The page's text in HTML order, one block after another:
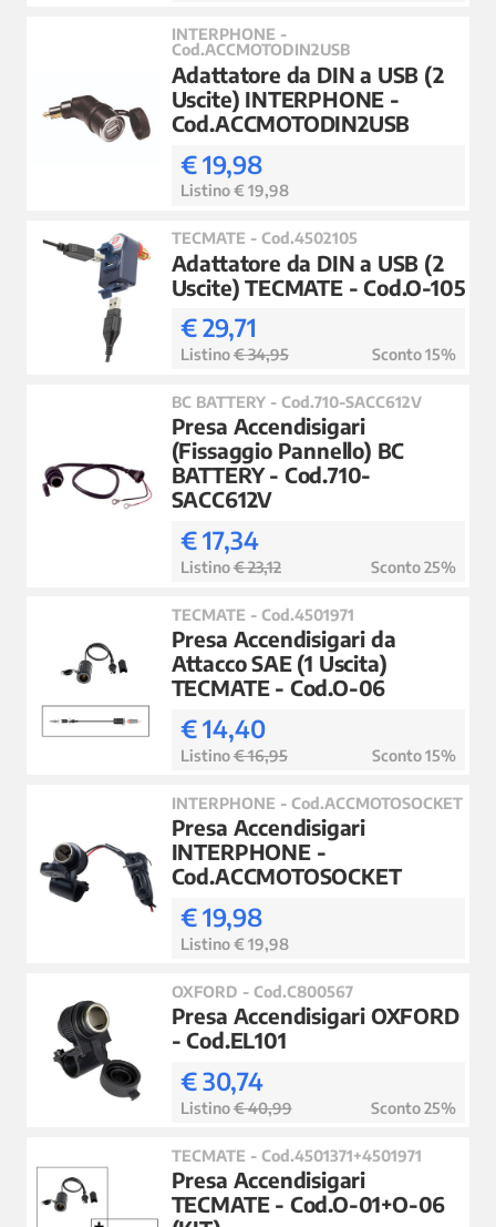
INTERPHONE -
Cod.ACCMOTODIN2USB
Adattatore da DIN a USB (2
Uscite) INTERPHONE -
Cod.ACCMOTODIN2USB
€ 19,98
Listino € 19,98
TECMATE - Cod.4502105
Adattatore da DIN a USB (2
Uscite) TECMATE - Cod.O-105
€ 29,71
Listino€ 34,95 Sconto 15%
BC BATTERY - Cod.710-SACC612V
Presa Accendisigari
(Fissaggio Pannello) BC
BATTERY - Cod.710-
SACC612V
€ 17,34
Listino€ 23,12 Sconto 25%
TECMATE - Cod.4501971
Presa Accendisigari da
Attacco SAE (1 Uscita)
TECMATE - Cod.O-06
€ 14,40
Listino€ 16,95 Sconto 15%
INTERPHONE - Cod.ACCMOTOSOCKET
Presa Accendisigari
INTERPHONE -
Cod.ACCMOTOSOCKET
€ 19,98
Listino € 19,98
OXFORD - Cod.C800567
Presa Accendisigari OXFORD
- Cod.EL101
€ 30,74
Listino€ 40,99 Sconto 25%
TECMATE - Cod.4501371+4501971
Presa Accendisigari
TECMATE - Cod.O-01+O-06